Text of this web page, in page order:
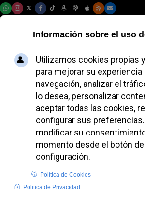
El Papa León
agradece a
Caballeros
su labor
ALMUDENA RODRIGO
PAPA LEÓN XIV
LUNES, 06 OCTUBRE 2025 16:08